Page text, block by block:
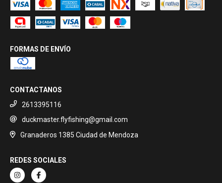
FORMAS DE ENVÍO
CONTACTANOS
2613395116
duckmaster.flyfishing@gmail.com
Granaderos 1385 Ciudad de Mendoza
REDES SOCIALES